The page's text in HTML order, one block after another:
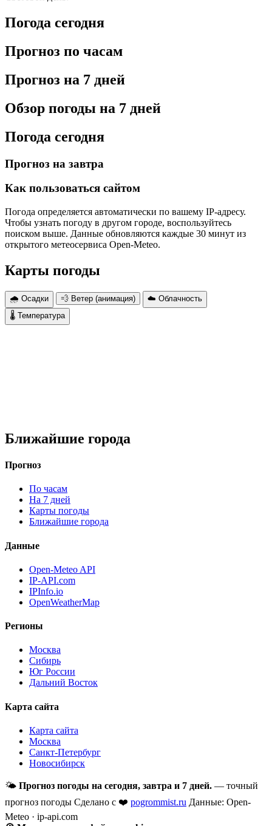
Погода сегодня
Прогноз по часам
Прогноз на 7 дней
Обзор погоды на 7 дней
Погода сегодня
Прогноз на завтра
Как пользоваться сайтом
Погода определяется автоматически по вашему IP-адресу.
Чтобы узнать погоду в другом городе, воспользуйтесь
поиском выше. Данные обновляются каждые 30 минут из
открытого метеосервиса Open-Meteo.
Карты погоды
🌧 Осадки 💨 Ветер (анимация)
☁️ Облачность
🌡 Температура
Ближайшие города
Прогноз
По часам
На 7 дней
Карты погоды
Ближайшие города
Данные
Open-Meteo API
IP-API.com
IPInfo.io
OpenWeatherMap
Регионы
Москва
Сибирь
Юг России
Дальний Восток
Карта сайта
Карта сайта
Москва
Санкт-Петербург
Новосибирск
🌤 Прогноз погоды на сегодня, завтра и 7 дней. — точный
прогноз погоды Сделано с ❤️ pogrommist.ru Данные: Open-
Meteo · ip-api.com